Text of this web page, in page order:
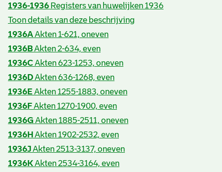
1936-1936 Registers van huwelijken 1936
Toon details van deze beschrijving
1936AAkten 1-621, oneven
1936BAkten 2-634, even
1936CAkten 623-1253, oneven
1936DAkten 636-1268, even
1936E Akten 1255-1883, oneven
1936FAkten 1270-1900, even
1936G Akten 1885-2511, oneven
1936HAkten 1902-2532, even
1936JAkten 2513-3137, oneven
1936KAkten 2534-3164, even